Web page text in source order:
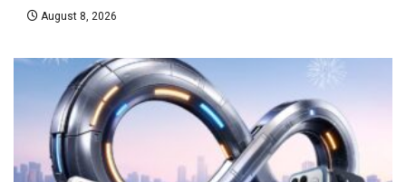
August 8, 2026